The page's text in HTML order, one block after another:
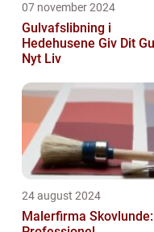
07 november 2024
Gulvafslibning i
Hedehusene Giv Dit Gulv
Nyt Liv
24 august 2024
Malerfirma Skovlunde: